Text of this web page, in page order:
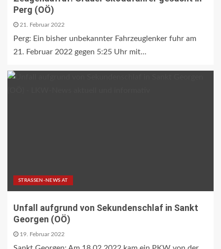
Perg (OÖ)
21. Februar 2022
Perg: Ein bisher unbekannter Fahrzeuglenker fuhr am
21. Februar 2022 gegen 5:25 Uhr mit...
STRASSEN-NEWS AT
Unfall aufgrund von Sekundenschlaf in Sankt
Georgen (OÖ)
19. Februar 2022